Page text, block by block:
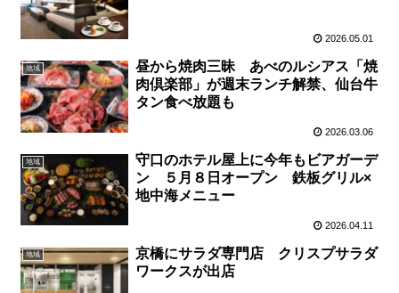
2026.05.01
地域
昼から焼肉三昧 あべのルシアス「焼
肉倶楽部」が週末ランチ解禁、仙台牛
タン食べ放題も
2026.03.06
地域
守口のホテル屋上に今年もビアガーデ
ン ５月８日オープン 鉄板グリル×
地中海メニュー
2026.04.11
地域
京橋にサラダ専門店 クリスプサラダ
ワークスが出店